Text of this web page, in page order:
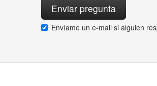
Envíame un e-mail si alguien